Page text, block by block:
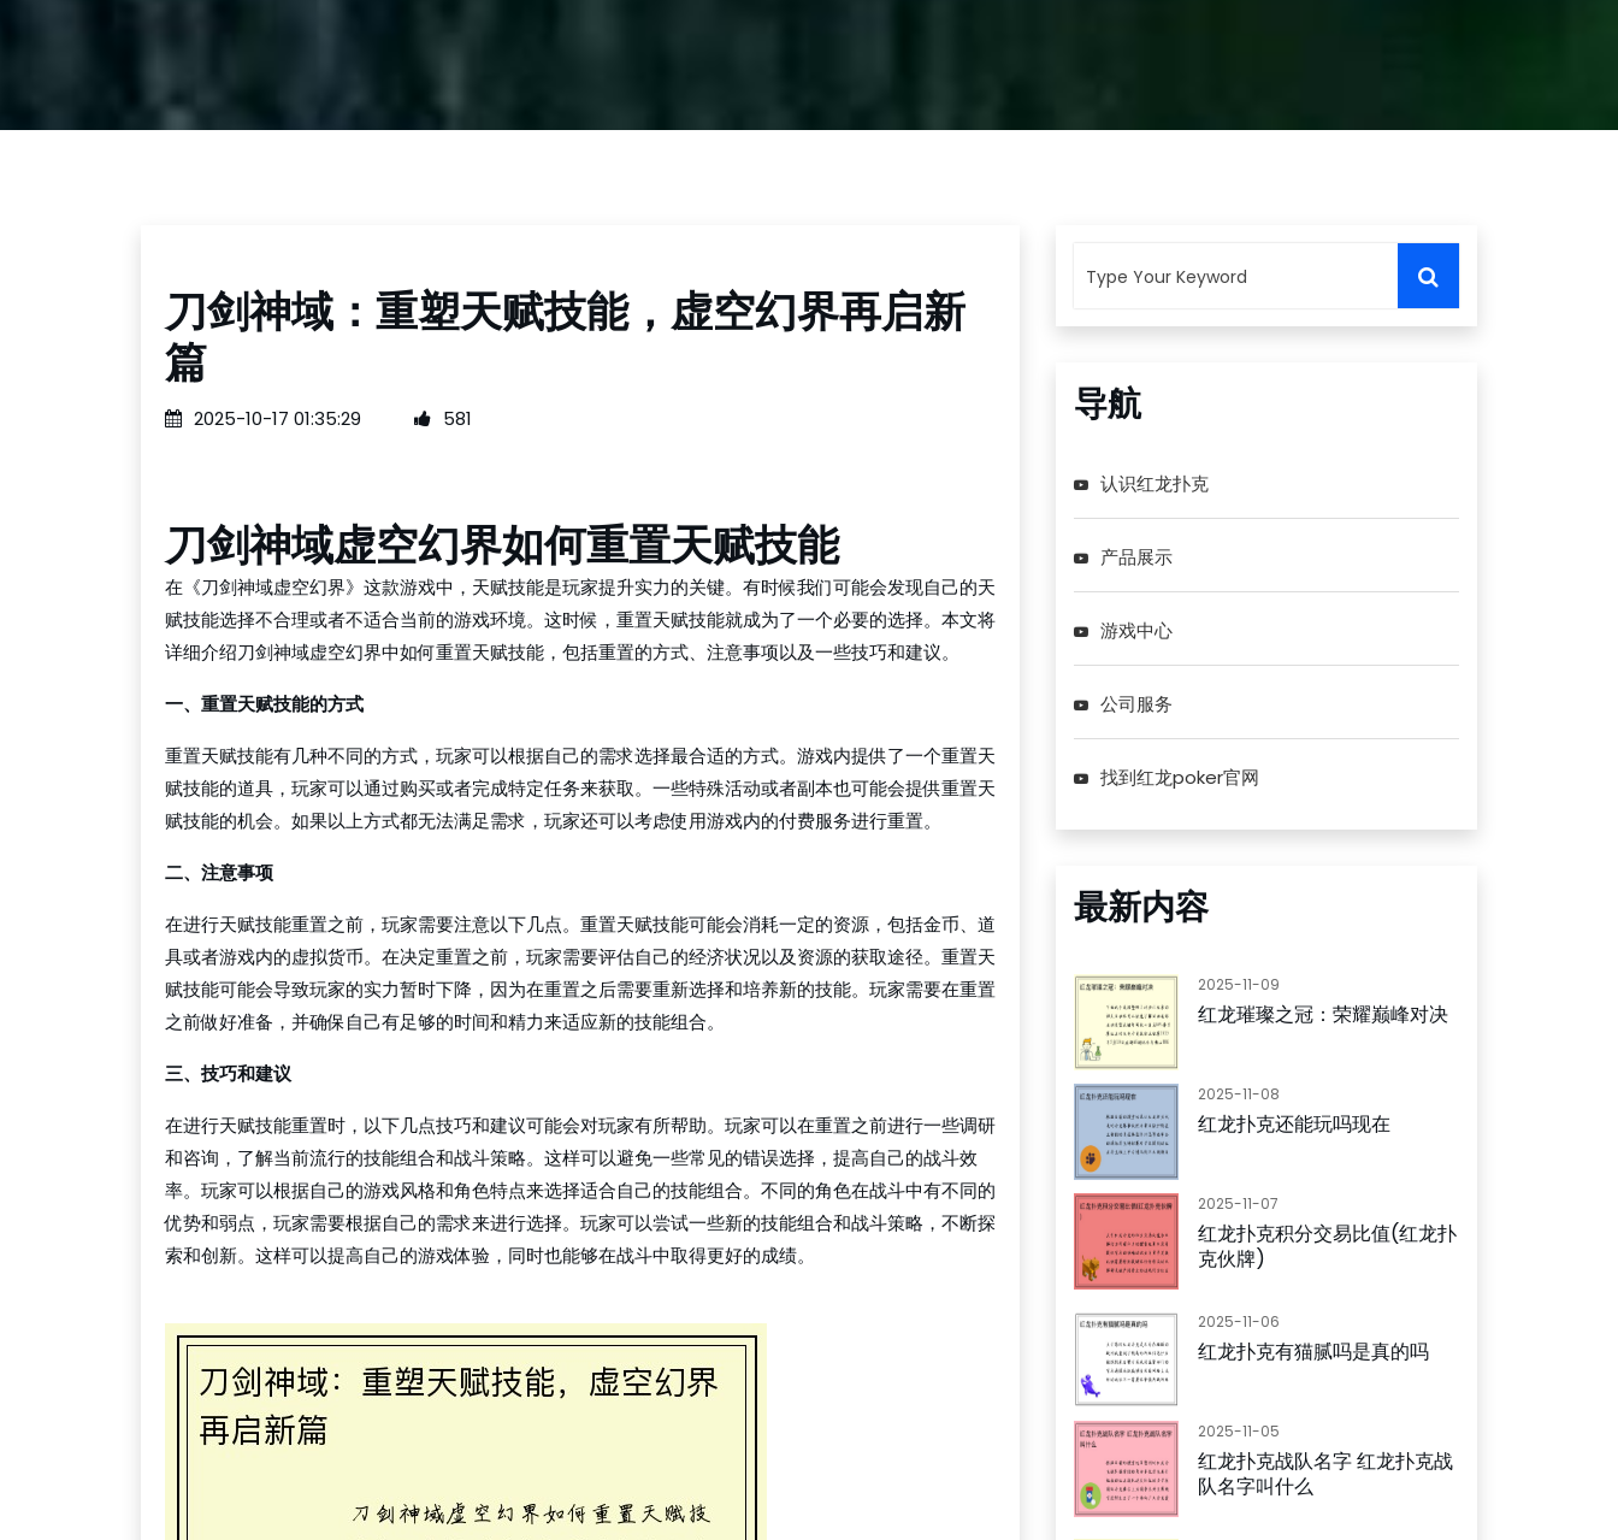
刀剑神域：重塑天赋技能，虚空幻界再启新
篇
2025-10-17 01:35:29 581
刀剑神域虚空幻界如何重置天赋技能
在《刀剑神域虚空幻界》这款游戏中，天赋技能是玩家提升实力的关键。有时候我们可能会发现自己的天
赋技能选择不合理或者不适合当前的游戏环境。这时候，重置天赋技能就成为了一个必要的选择。本文将
详细介绍刀剑神域虚空幻界中如何重置天赋技能，包括重置的方式、注意事项以及一些技巧和建议。
一、重置天赋技能的方式
重置天赋技能有几种不同的方式，玩家可以根据自己的需求选择最合适的方式。游戏内提供了一个重置天
赋技能的道具，玩家可以通过购买或者完成特定任务来获取。一些特殊活动或者副本也可能会提供重置天
赋技能的机会。如果以上方式都无法满足需求，玩家还可以考虑使用游戏内的付费服务进行重置。
二、注意事项
在进行天赋技能重置之前，玩家需要注意以下几点。重置天赋技能可能会消耗一定的资源，包括金币、道
具或者游戏内的虚拟货币。在决定重置之前，玩家需要评估自己的经济状况以及资源的获取途径。重置天
赋技能可能会导致玩家的实力暂时下降，因为在重置之后需要重新选择和培养新的技能。玩家需要在重置
之前做好准备，并确保自己有足够的时间和精力来适应新的技能组合。
三、技巧和建议
在进行天赋技能重置时，以下几点技巧和建议可能会对玩家有所帮助。玩家可以在重置之前进行一些调研
和咨询，了解当前流行的技能组合和战斗策略。这样可以避免一些常见的错误选择，提高自己的战斗效
率。玩家可以根据自己的游戏风格和角色特点来选择适合自己的技能组合。不同的角色在战斗中有不同的
优势和弱点，玩家需要根据自己的需求来进行选择。玩家可以尝试一些新的技能组合和战斗策略，不断探
索和创新。这样可以提高自己的游戏体验，同时也能够在战斗中取得更好的成绩。
导航
认识红龙扑克
产品展示
游戏中心
公司服务
找到红龙poker官网
最新内容
2025-11-09
红龙璀璨之冠：荣耀巅峰对决
2025-11-08
红龙扑克还能玩吗现在
2025-11-07
红龙扑克积分交易比值(红龙扑
克伙牌)
2025-11-06
红龙扑克有猫腻吗是真的吗
2025-11-05
红龙扑克战队名字 红龙扑克战
队名字叫什么